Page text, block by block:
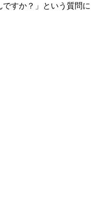
すか？」という質問に